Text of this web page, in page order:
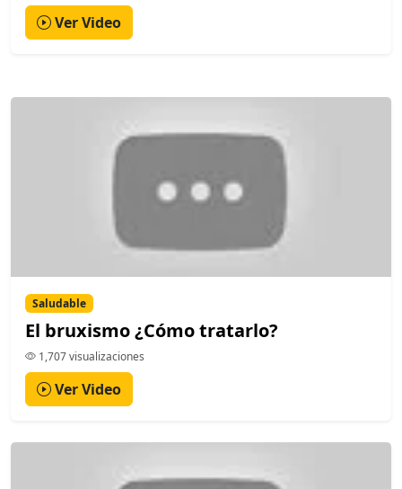
Ver Video
Saludable
El bruxismo ¿Cómo tratarlo?
1,707 visualizaciones
Ver Video